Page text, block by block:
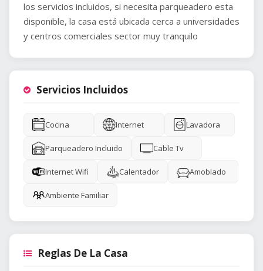
los servicios incluidos, si necesita parqueadero esta
disponible, la casa está ubicada cerca a universidades
y centros comerciales sector muy tranquilo
Servicios Incluidos
Cocina Internet Lavadora
Parqueadero Incluido Cable Tv
Internet Wifi Calentador Amoblado
Ambiente Familiar
Reglas De La Casa